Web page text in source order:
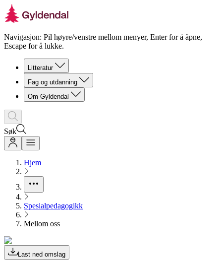
Navigasjon: Pil høyre/venstre mellom menyer, Enter for å åpne,
Escape for å lukke.
Litteratur
Fag og utdanning
Om Gyldendal
Søk
Hjem
Spesialpedagogikk
Mellom oss
Last ned omslag